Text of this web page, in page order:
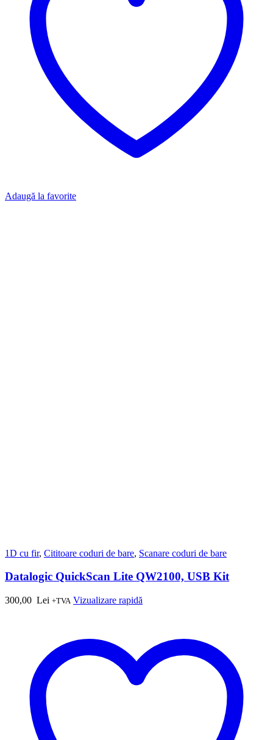
Adaugă la favorite
1D cu fir, Cititoare coduri de bare, Scanare coduri de bare
Datalogic QuickScan Lite QW2100, USB Kit
300,00 Lei +TVA Vizualizare rapidă